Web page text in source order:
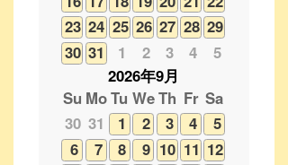
30 31 1 2 3 4
5
6
7 8 9 10 11 12
13 14 15 16 17 18 19
23 24 25 26
27 28 29 30 1 2